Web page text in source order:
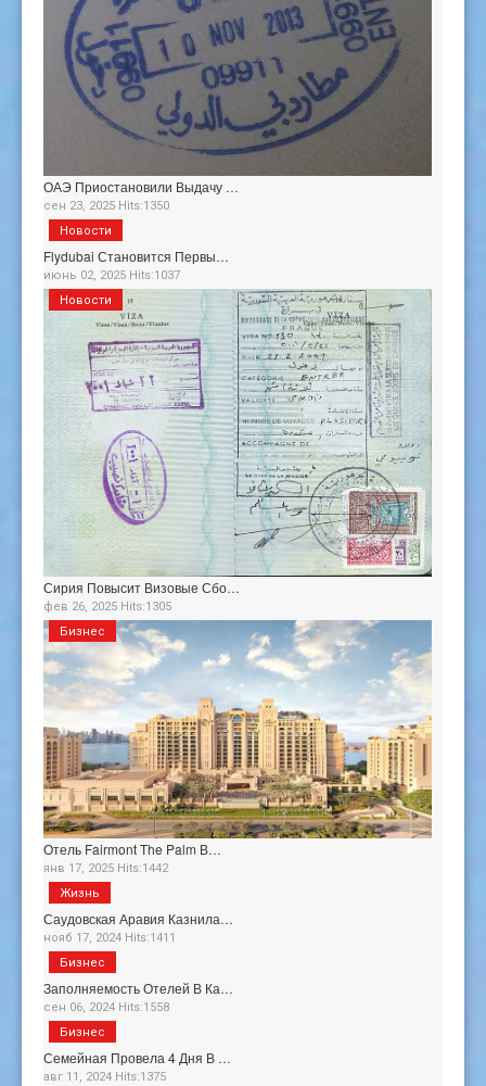
ОАЭ Приостановили Выдачу …
сен 23, 2025 Hits:1350
Flydubai Становится Первы…
июнь 02, 2025 Hits:1037
Новости
Сирия Повысит Визовые Сбо…
фев 26, 2025 Hits:1305
Новости
Отель Fairmont The Palm В…
янв 17, 2025 Hits:1442
Бизнес
Саудовская Аравия Казнила…
нояб 17, 2024 Hits:1411
Жизнь
Заполняемость Отелей В Ка…
сен 06, 2024 Hits:1558
Бизнес
Семейная Провела 4 Дня В …
авг 11, 2024 Hits:1375
Бизнес